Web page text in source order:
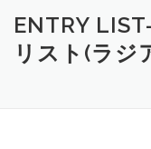
ENTRY
リスト(ラジ